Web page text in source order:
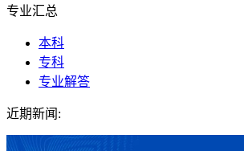
专业汇总
本科
专科
专业解答
近期新闻: